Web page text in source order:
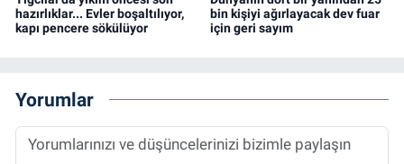
hazırlıklar... Evler boşaltılıyor,
kapı pencere sökülüyor
bin kişiyi ağırlayacak dev fuar
için geri sayım
Yorumlar